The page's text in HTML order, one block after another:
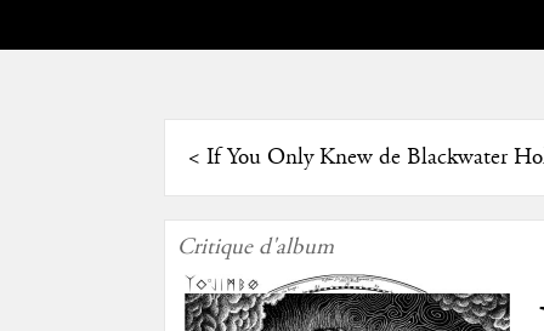
< If You Only Knew de Blackwater
Critique d'album